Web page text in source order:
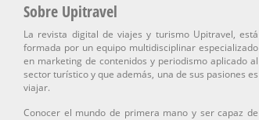
Sobre Upitravel
La revista digital de viajes y turismo Upitravel, está
formada por un equipo multidisciplinar especializado
en marketing de contenidos y periodismo aplicado al
sector turístico y que además, una de sus pasiones es
viajar.
Conocer el mundo de primera mano y ser capaz de